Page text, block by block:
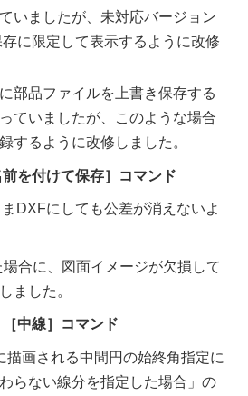
いましたが、未対応バージョン
に限定して表示するように改修
部品ファイルを上書き保存する
ていましたが、このような場合
するように改修しました。
を付けて保存］コマンド
DXFにしても公差が消えないよ
合に、図面イメージが欠損して
ました。
中線］コマンド
描画される中間円の始終角指定に
らない線分を指定した場合」の